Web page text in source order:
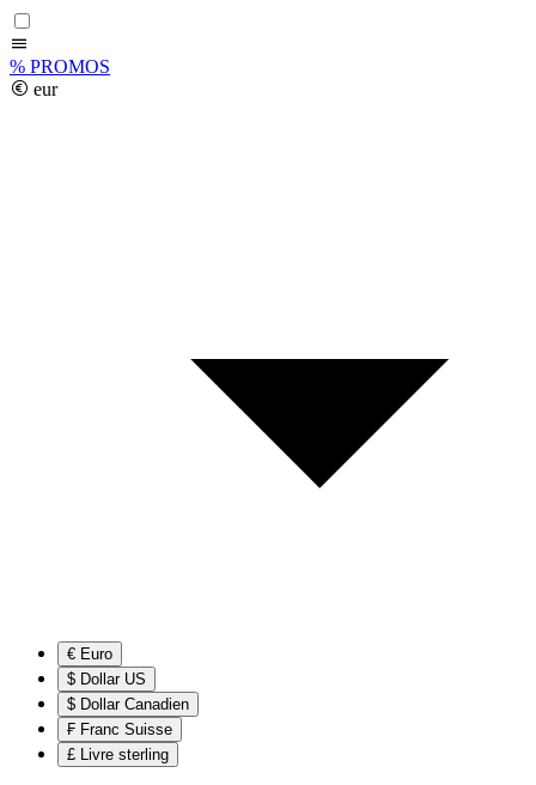
% PROMOS
eur
€ Euro
$ Dollar US
$ Dollar Canadien
₣ Franc Suisse
£ Livre sterling